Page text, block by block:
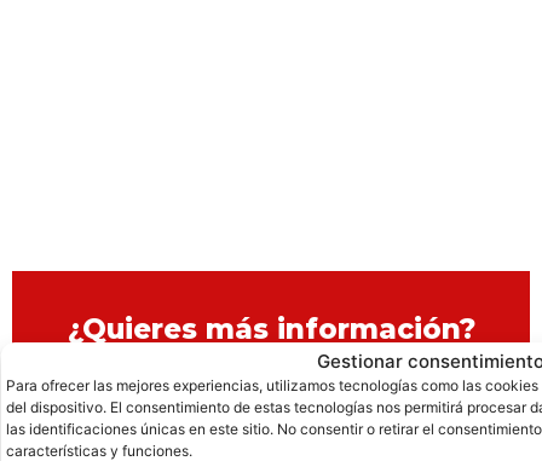
Gestionar
Para ofrecer las mejores experiencias, utilizamos tecnologías como las
del dispositivo. El consentimiento de estas tecnologías nos permitirá procesar
las identificaciones únicas en este sitio. No consentir o retirar el
características y funciones.
¿Quieres más información?
Te informamos sobre todos nuestros cursos
sin compromiso alguno. Infórmate!​